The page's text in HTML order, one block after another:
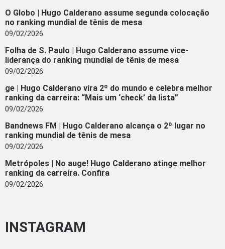
O Globo | Hugo Calderano assume segunda colocação
no ranking mundial de tênis de mesa
09/02/2026
Folha de S. Paulo | Hugo Calderano assume vice-
liderança do ranking mundial de tênis de mesa
09/02/2026
ge | Hugo Calderano vira 2º do mundo e celebra melhor
ranking da carreira: “Mais um ‘check’ da lista”
09/02/2026
Bandnews FM | Hugo Calderano alcança o 2º lugar no
ranking mundial de tênis de mesa
09/02/2026
Metrópoles | No auge! Hugo Calderano atinge melhor
ranking da carreira. Confira
09/02/2026
INSTAGRAM